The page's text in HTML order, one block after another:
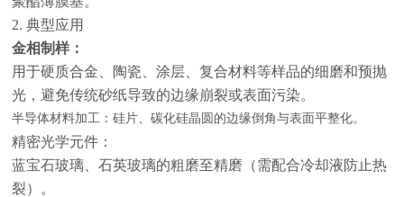
2. 典型应用
金相制样：
用于硬质合金、陶瓷、涂层、复合材料等样品的细磨和预抛
光，避免传统砂纸导致的边缘崩裂或表面污染。
半导体材料加工：硅片、碳化硅晶圆的边缘倒角与表面平整化。
精密光学元件：
蓝宝石玻璃、石英玻璃的粗磨至精磨（需配合冷却液防止热
裂）。